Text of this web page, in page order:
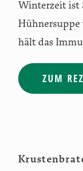
Winterzeit ist
hält das
ZUM